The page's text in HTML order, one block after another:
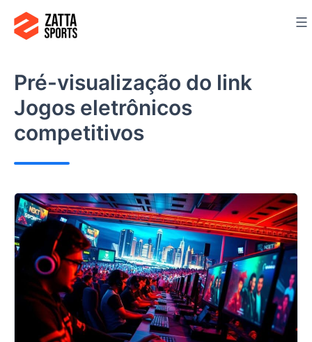
para
conteúdo
Pré-visualização do link
Jogos eletrônicos
competitivos